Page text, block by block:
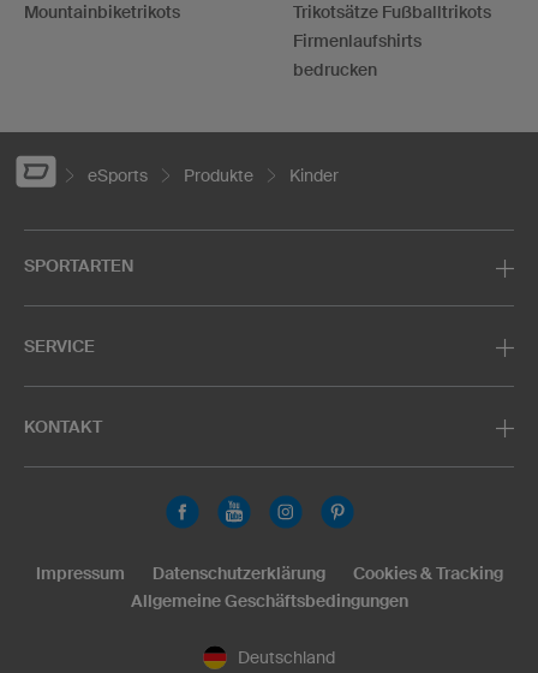
Mountainbiketrikots
Trikotsätze Fußballtrikots
Firmenlaufshirts
bedrucken
eSports Produkte Kinder
SPORTARTEN
SERVICE
KONTAKT
Deutschland
Impressum Datenschutzerklärung
Cookies & Tracking
Allgemeine Geschäftsbedingungen